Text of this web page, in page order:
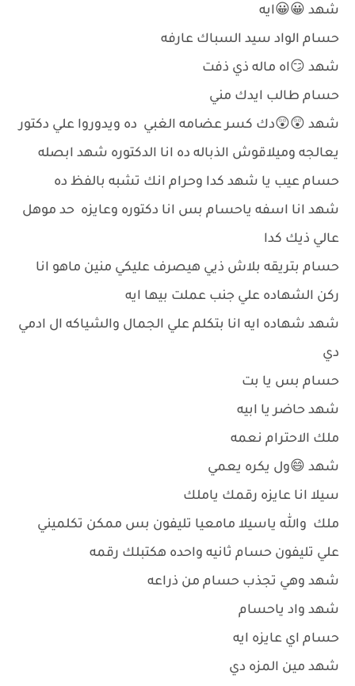
شهد 😀😀ايه
حسام الواد سيد السباك عارفه
شهد 😏اه ماله ذي ذفت
حسام طالب ايدك مني
شهد 😲😲دك كسر عضامه الغبي ده ويدوروا علي دكتور
يعالجه وميلاقوش الذباله ده انا الدكتوره شهد ابصله
حسام عيب يا شهد كدا وحرام انك تشبه بالفظ ده
شهد انا اسفه ياحسام بس انا دكتوره وعايزه حد موهل
عالي ذيك كدا
حسام بتريقه بلاش ذيي هيصرف عليكي منين ماهو انا
ركن الشهاده علي جنب عملت بيها ايه
شهد شهاده ايه انا بتكلم علي الجمال والشياكه ال ادمي
دي
حسام بس يا بت
شهد حاضر يا ابيه
ملك الاحترام نعمه
شهد 😄ول يكره يعمي
سيلا انا عايزه رقمك ياملك
ملك والله ياسيلا مامعيا تليفون بس ممكن تكلميني
علي تليفون حسام ثانيه واحده هكتبلك رقمه
شهد وهي تجذب حسام من ذراعه
شهد واد ياحسام
حسام اي عايزه ايه
شهد مين المزه دي